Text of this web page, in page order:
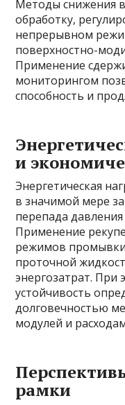
Методы снижения
обработку,
непрерывном
поверхностно-
Применение
мониторингом
способность и
и
Энергетическая
в значимой мере
перепада
Применение
режимов
проточной
энергозатрат. При
устойчивость
долговечностью
модулей и
рамки